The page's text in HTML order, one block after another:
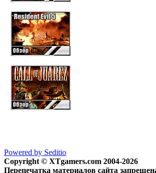
Powered by Seditio
Copyright © XTgamers.com 2004-2026
Перепечатка материалов сайта